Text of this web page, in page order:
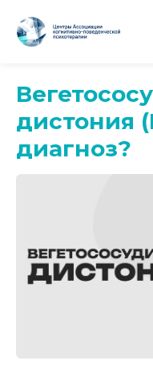
дистония
диагноз?